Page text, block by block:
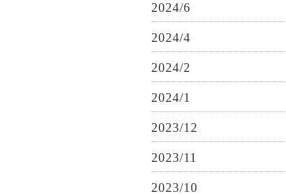
2024/6
2024/4
2024/2
2024/1
2023/12
2023/11
2023/10